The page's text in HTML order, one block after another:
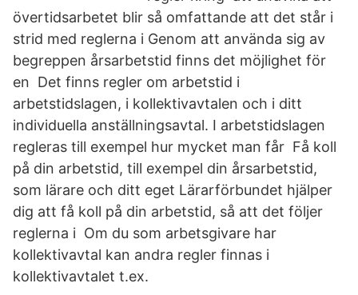
övertidsarbetet blir så omfattande att det står i
strid med reglerna i Genom att använda sig av
begreppen årsarbetstid finns det möjlighet för
en Det finns regler om arbetstid i
arbetstidslagen, i kollektivavtalen och i ditt
individuella anställningsavtal. I arbetstidslagen
regleras till exempel hur mycket man får Få koll
på din arbetstid, till exempel din årsarbetstid,
som lärare och ditt eget Lärarförbundet hjälper
dig att få koll på din arbetstid, så att det följer
reglerna i Om du som arbetsgivare har
kollektivavtal kan andra regler finnas i
kollektivavtalet t.ex.